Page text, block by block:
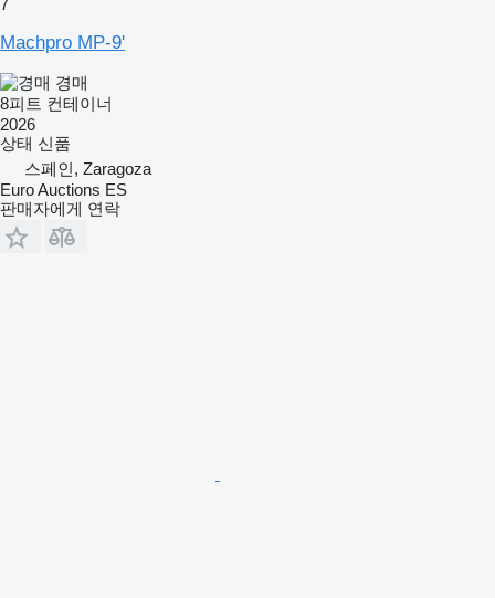
Machpro MP-9'
경매
8피트 컨테이너
2026
상태 신품
스페인, Zaragoza
Euro Auctions ES
판매자에게 연락